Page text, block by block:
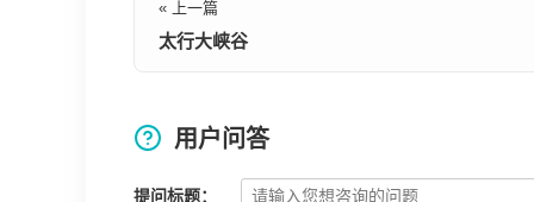
« 上一篇
太行大峡谷
用户问答
提问标题：